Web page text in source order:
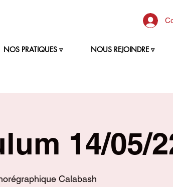
NOS PRATIQUES ▿ NOUS REJOINDRE ▿
14/05/
Calabash